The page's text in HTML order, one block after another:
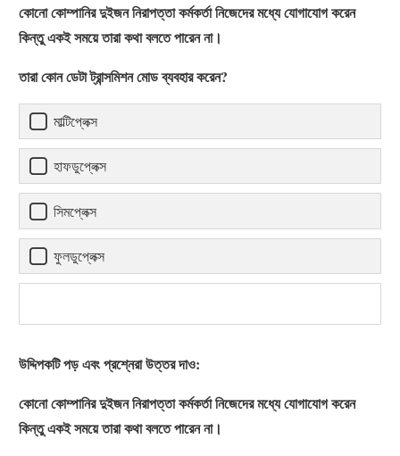
কোনো কোম্পানির দুইজন নিরাপত্তা কর্মকর্তা নিজেদের মধ্যে যোগাযোগ করেন
কিন্তু একই সময়ে তারা কথা বলতে পারেন না।
তারা কোন ডেটা ট্রান্সমিশন মোড ব্যবহার করেন?
মাল্টিপ্লেক্স
হাফডুপ্লেক্স
সিমপ্লেক্স
ফুলডুপ্লেক্স
উদ্দিপকটি পড় এবং প্রশ্নেরা উত্তর দাও:
কোনো কোম্পানির দুইজন নিরাপত্তা কর্মকর্তা নিজেদের মধ্যে যোগাযোগ করেন
কিন্তু একই সময়ে তারা কথা বলতে পারেন না।